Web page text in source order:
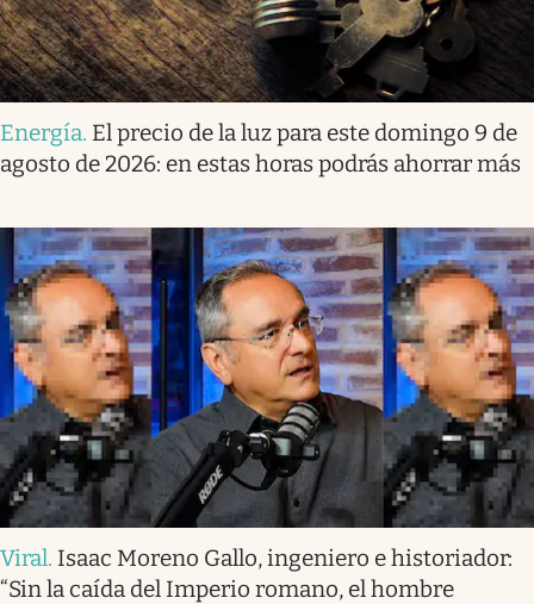
Energía. El precio de la luz para este domingo 9 de
agosto de 2026: en estas horas podrás ahorrar más
Viral. Isaac Moreno Gallo, ingeniero e historiador:
“Sin la caída del Imperio romano, el hombre